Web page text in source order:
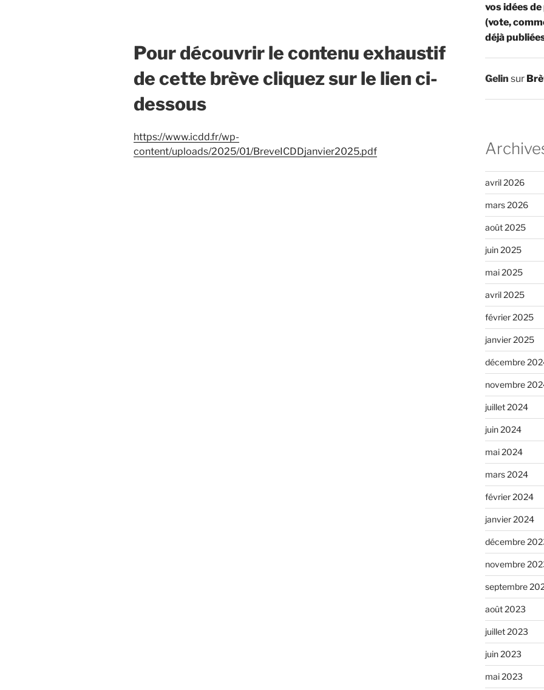
Pour découvrir le contenu exhaustif
de cette brève cliquez sur le lien ci-
dessous
https://www.icdd.fr/wp-
content/uploads/2025/01/BreveICDDjanvier2025.pdf
vos idées
(vote,
déjà
Gelin sur
avril 2026
mars 2026
août 2025
juin 2025
mai 2025
avril 2025
février 2025
janvier 2025
décembre
novembre
juillet 2024
juin 2024
mai 2024
mars 2024
février 2024
janvier 2024
décembre
novembre
septembre
août 2023
juillet 2023
juin 2023
mai 2023